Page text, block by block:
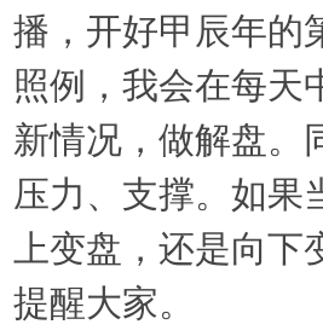
播，开好甲辰年的
照例，我会在每天
新情况，做解盘。
压力、支撑。如果
上变盘，还是向下
提醒大家。